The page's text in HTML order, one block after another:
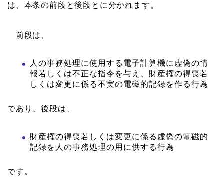
は、本条の前段と後段とに分かれます。
前段は、
人の事務処理に使用する電子計算機に虚偽の情
報若しくは不正な指令を与え、財産権の得喪若
しくは変更に係る不実の電磁的記録を作る行為
であり、後段は、
財産権の得喪若しくは変更に係る虚偽の電磁的
記録を人の事務処理の用に供する行為
です。